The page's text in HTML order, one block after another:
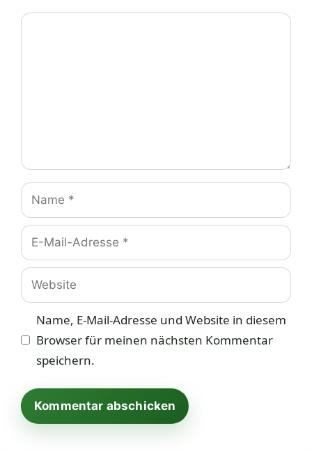
Kommentar
Name
E-
Mail-
Adresse
Website
Name, E-Mail-Adresse und Website in diesem
Browser für meinen nächsten Kommentar
speichern.